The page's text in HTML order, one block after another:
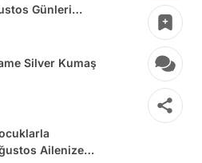
Günleri
Silver Kumaş
Ailenize